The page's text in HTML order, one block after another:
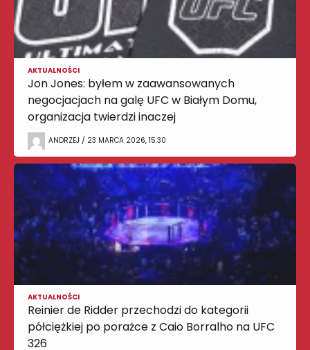
AKTUALNOŚCI
Jon Jones: byłem w zaawansowanych
negocjacjach na galę UFC w Białym Domu,
organizacja twierdzi inaczej
ANDRZEJ / 23 MARCA 2026, 15:30
AKTUALNOŚCI
Reinier de Ridder przechodzi do kategorii
półciężkiej po porażce z Caio Borralho na UFC
326